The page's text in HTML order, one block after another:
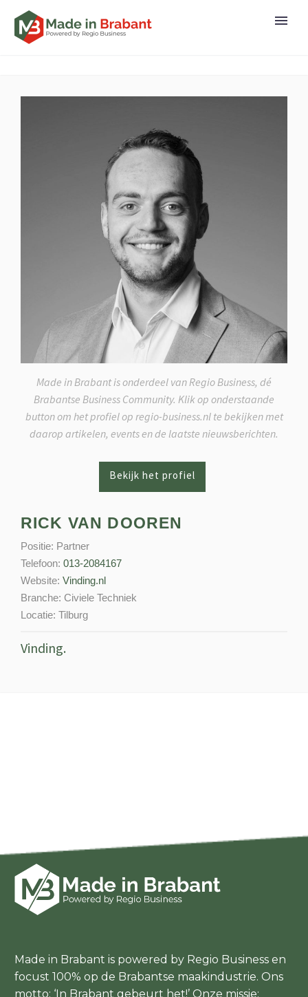
Made in Brabant is onderdeel van Regio Business, dé
Brabantse Business Community. Klik op onderstaande
button om het profiel op regio-business.nl te bekijken met
daarop artikelen, events en de laatste nieuwsberichten.
RICK VAN DOOREN
Positie: Partner
Telefoon: 013-2084167
Website: Vinding.nl
Branche: Civiele Techniek
Locatie: Tilburg
Vinding.
Made in Brabant is powered by Regio Business en
focust 100% op de Brabantse maakindustrie. Ons
motto: ‘In Brabant gebeurt het!’ Onze missie: